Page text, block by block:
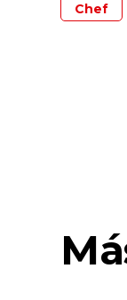
Chef